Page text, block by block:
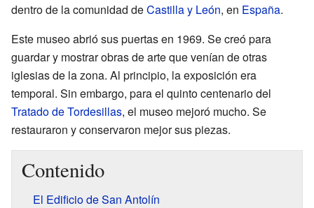
dentro de la comunidad deCastilla y León, en España.
Este museo abrió sus puertas en 1969. Se creó para
guardar y mostrar obras de arte que venían de otras
iglesias de la zona. Al principio, la exposición era
temporal. Sin embargo, para el quinto centenario del
Tratado de Tordesillas, el museo mejoró mucho. Se
restauraron y conservaron mejor sus piezas.
Contenido
El Edificio de San Antolín